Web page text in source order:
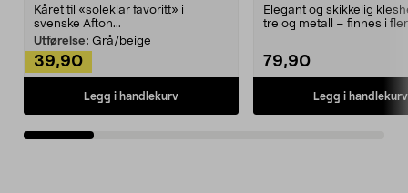
Kåret til «soleklar favoritt» i
svenske Afton...
Utførelse: Grå/beige
39,90
Legg i handlekurv
Elegant og skikkelig
tre og metall – finnes i
79,90
Legg i handlekurv